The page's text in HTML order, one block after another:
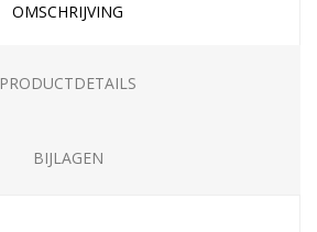
OMSCHRIJVING
PRODUCTDETAILS
BIJLAGEN